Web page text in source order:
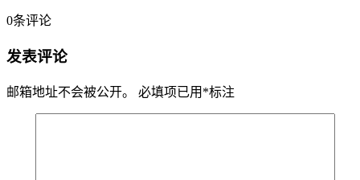
0条评论
发表评论
邮箱地址不会被公开。 必填项已用 *标注